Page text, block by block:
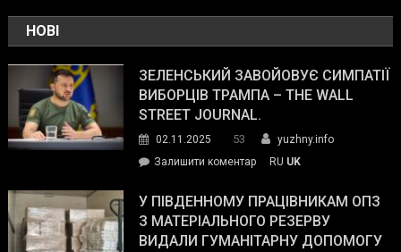
НОВІ
ЗЕЛЕНСЬКИЙ ЗАВОЙОВУЄ СИМПАТІЇ
ВИБОРЦІВ ТРАМПА – THE WALL
STREET JOURNAL.
02.11.2025 53
yuzhny.info
Залишити коментарon
завойовує
симпатії
виборців
RU UK
У ПІВДЕННОМУ ПРАЦІВНИКАМ ОПЗ
З МАТЕРІАЛЬНОГО РЕЗЕРВУ
ВИДАЛИ ГУМАНІТАРНУ ДОПОМОГУ